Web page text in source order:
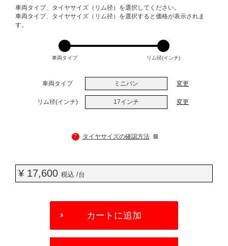
VARIATIONS
車両タイプ、タイヤサイズ（リム径）を選択してください。
車両タイプ、タイヤサイズ（リム径）を選択すると価格が表示されま
す。
車両タイプ リム径(インチ)
車両タイプ ミニバン 変更
リム径(インチ) 17インチ 変更
? タイヤサイズの確認方法
¥ 17,600 税込 /台
OPTIONS
カートに追加